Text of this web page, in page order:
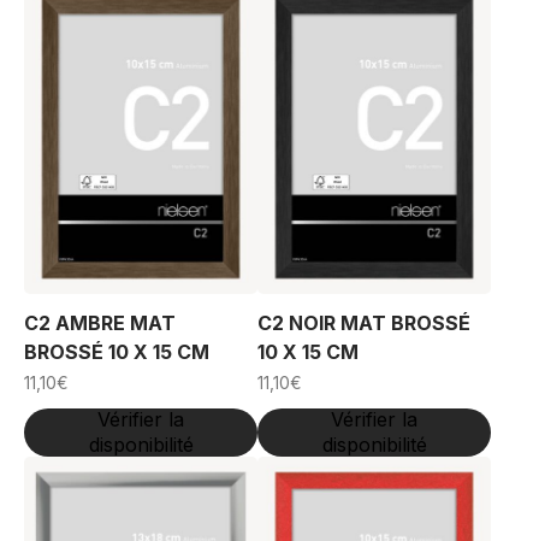
C2 AMBRE MAT
BROSSÉ 10 X 15 CM
11,10€
Vérifier la
disponibilité
C2 NOIR MAT BROSSÉ
10 X 15 CM
11,10€
Vérifier la
disponibilité